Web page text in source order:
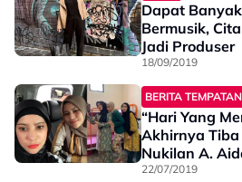
Dapat
Bermusik,
Jadi Produser
18/09/2019
BERITA TEMPATAN
“Hari Yang
Akhirnya Tiba
Nukilan A.
22/07/2019